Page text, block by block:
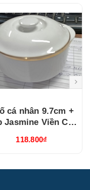
cá nhân 9.7cm +
Jasmine Viền Chỉ
118.800₫